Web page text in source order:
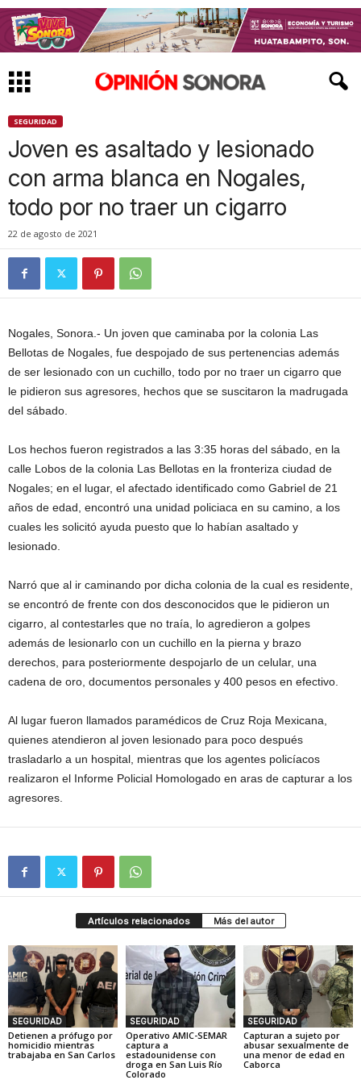
SEGURIDAD
Joven es asaltado y lesionado
con arma blanca en Nogales,
todo por no traer un cigarro
22 de agosto de 2021
Nogales, Sonora.- Un joven que caminaba por la colonia Las
Bellotas de Nogales, fue despojado de sus pertenencias además
de ser lesionado con un cuchillo, todo por no traer un cigarro que
le pidieron sus agresores, hechos que se suscitaron la madrugada
del sábado.
Los hechos fueron registrados a las 3:35 horas del sábado, en la
calle Lobos de la colonia Las Bellotas en la fronteriza ciudad de
Nogales; en el lugar, el afectado identificado como Gabriel de 21
años de edad, encontró una unidad policiaca en su camino, a los
cuales les solicitó ayuda puesto que lo habían asaltado y
lesionado.
Narró que al ir caminando por dicha colonia de la cual es residente,
se encontró de frente con dos desconocidos que le pidieron un
cigarro, al contestarles que no traía, lo agredieron a golpes
además de lesionarlo con un cuchillo en la pierna y brazo
derechos, para posteriormente despojarlo de un celular, una
cadena de oro, documentos personales y 400 pesos en efectivo.
Al lugar fueron llamados paramédicos de Cruz Roja Mexicana,
quienes atendieron al joven lesionado para poco después
trasladarlo a un hospital, mientras que los agentes policíacos
realizaron el Informe Policial Homologado en aras de capturar a los
agresores.
Artículos relacionados Más del autor
SEGURIDAD
Detienen a prófugo por
homicidio mientras
trabajaba en San Carlos
SEGURIDAD
Operativo AMIC-SEMAR
captura a
estadounidense con
droga en San Luis Río
Colorado
SEGURIDAD
Capturan a sujeto por
abusar sexualmente de
una menor de edad en
Caborca